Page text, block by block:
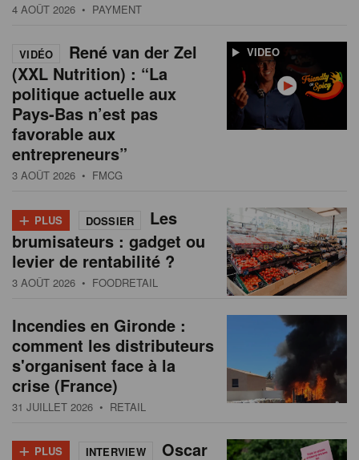
4 AOÛT 2026 • PAYMENT
VIDEO
VIDÉO
René van der Zel
(XXL Nutrition) : “La
politique actuelle aux
Pays-Bas n’est pas
favorable aux
entrepreneurs”
3 AOÛT 2026 • FMCG
+ PLUS DOSSIER
Les
brumisateurs : gadget ou
levier de rentabilité ?
3 AOÛT 2026 • FOODRETAIL
Incendies en Gironde :
comment les distributeurs
s'organisent face à la
crise (France)
31 JUILLET 2026 • RETAIL
+ PLUS INTERVIEW Oscar